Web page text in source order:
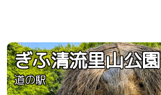
ぎふ清流里山公園
道の駅